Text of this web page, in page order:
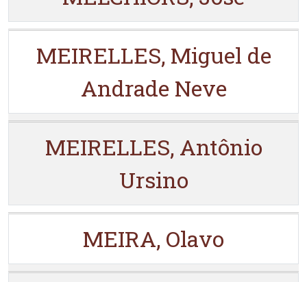
MEIRELLES, Miguel de
Andrade Neve
MEIRELLES, Antônio
Ursino
MEIRA, Olavo